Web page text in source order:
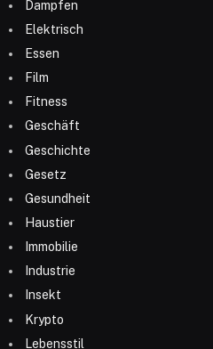
Dampfen
Elektrisch
Essen
Film
Fitness
Geschäft
Geschichte
Gesetz
Gesundheit
Haustier
Immobilie
Industrie
Insekt
Krypto
Lebensstil